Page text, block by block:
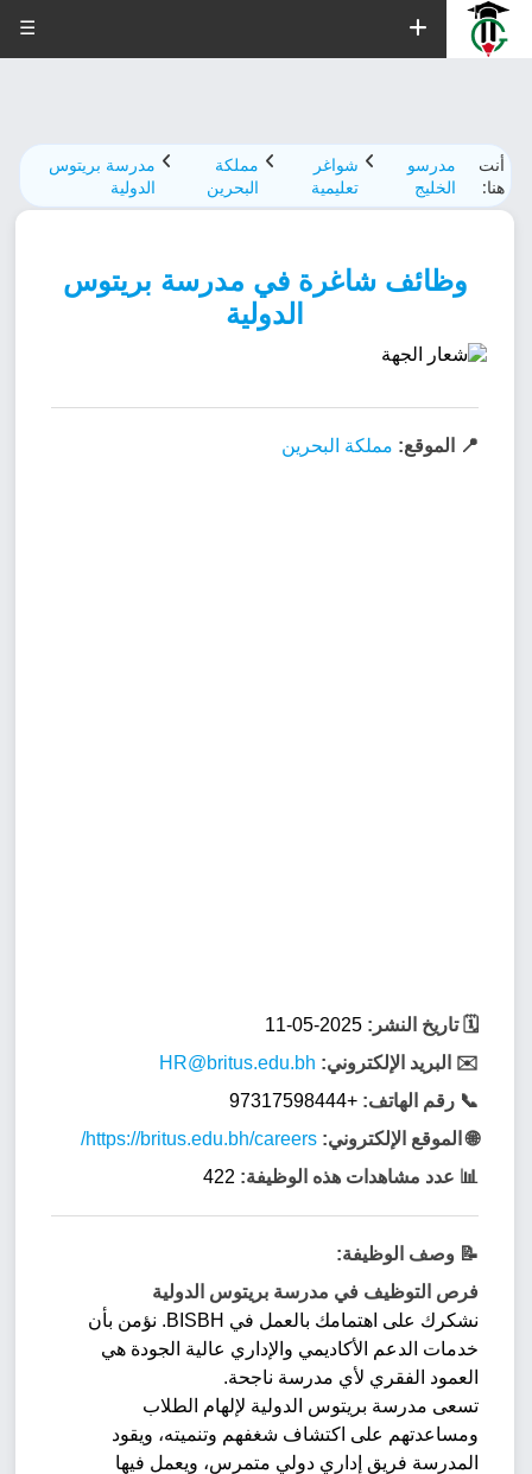
☰
أنت
هنا:
مدرسو
الخليج
شواغر
تعليمية
مملكة
البحرين
مدرسة بريتوس
الدولية
وظائف شاغرة في مدرسة بريتوس
الدولية
📍 الموقع: مملكة البحرين
🗓️ تاريخ النشر:
✉️ البريد الإلكتروني: HR@britus.edu.bh
📞 رقم الهاتف: +97317598444
🌐 الموقع الإلكتروني: https://britus.edu.bh/careers/
📊 عدد مشاهدات هذه الوظيفة:
📝 وصف الوظيفة:
فرص التوظيف في مدرسة بريتوس الدولية
نشكرك على اهتمامك بالعمل في BISBH. نؤمن بأن
خدمات الدعم الأكاديمي والإداري عالية الجودة هي
العمود الفقري لأي مدرسة ناجحة.
تسعى مدرسة بريتوس الدولية لإلهام الطلاب
ومساعدتهم على اكتشاف شغفهم وتنميته، ويقود
المدرسة فريق إداري دولي متمرس، ويعمل فيها